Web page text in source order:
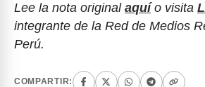
Lee la nota original aquío visita
integrante de la Red de Medios
Perú.
COMPARTIR: